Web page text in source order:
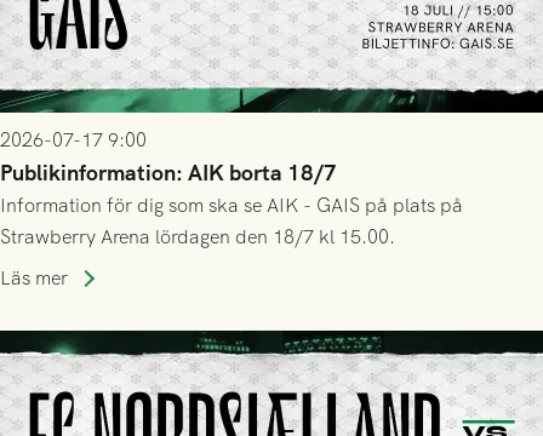
2026-07-17 9:00
Publikinformation: AIK borta 18/7
Information för dig som ska se AIK - GAIS på plats på
Strawberry Arena lördagen den 18/7 kl 15.00.
Läs mer